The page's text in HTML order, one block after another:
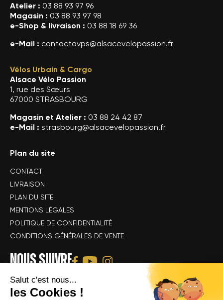
Atelier : 03 88 93 97 96
Magasin : 03 88 93 97 98
e-Shop & livraison : 03 88 18 69 36
e-Mail : contactavps@alsacevelopassion.fr
Vélos Urbain & Cargo
Alsace Vélo Passion
1, rue des Sœurs
67000 STRASBOURG
Magasin et Atelier : 03 88 24 42 87
e-Mail : strasbourg@alsacevelopassion.fr
Plan du site
CONTACT
LIVRAISON
PLAN DU SITE
MENTIONS LÉGALES
POLITIQUE DE CONFIDENTIALITÉ
CONDITIONS GÉNÉRALES DE VENTE
NOUS SUIVRE
Salut c'est nous...
les Cookies !